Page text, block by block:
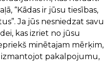
“Kādas ir jūsu tiesības,
Ja jūs nesniedzat savu
kas izriet no jūsu
minētajam mērķim,
izmantojot pakalpojumu,